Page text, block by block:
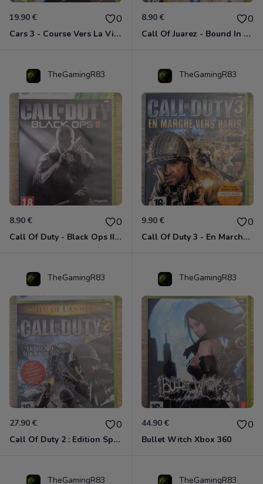
19.90 € 0
Cars 3 - Course Vers La Victoire Xbox 360
8.90 € 0
Call Of Juarez - Bound In Blood Xbox 360
TheGamingR83
8.90 € 0
Call Of Duty - Black Ops II Xbox 360
TheGamingR83
9.90 € 0
Call Of Duty 3 - En Marche Vers Paris Xbox 360
TheGamingR83
27.90 € 0
Call Of Duty 2 : Edition Spéciale Xbox 360 GOTY
TheGamingR83
44.90 € 0
Bullet Witch Xbox 360
TheGamingR83 TheGamingR83